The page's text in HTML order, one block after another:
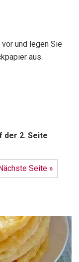
und legen Sie
aus.
der 2. Seite
Seite »